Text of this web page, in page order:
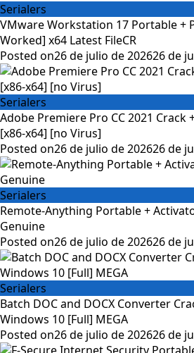
Serialers
VMware Workstation 17 Portable +
Worked] x64 Latest FileCR
Posted on26 de julio de 202626 de
Serialers
Adobe Premiere Pro CC 2021 Crack
[x86-x64] [no Virus]
Posted on26 de julio de 202626 de
Serialers
Remote-Anything Portable +
Genuine
Posted on26 de julio de 202626 de
Serialers
Batch DOC and DOCX Converter
Windows 10 [Full] MEGA
Posted on26 de julio de 202626 de